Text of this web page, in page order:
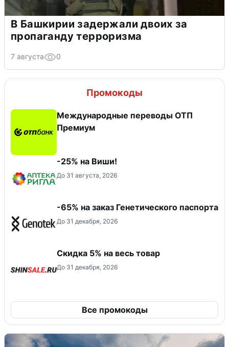
В Башкирии задержали двоих за
пропаганду терроризма
7 августа 0
Промокоды
Международные переводы ОТП
Премиум
-25% на Виши!
До 31 августа, 2026
-65% на заказ Генетического паспорта
До 31 декабря, 2026
Скидка 5% на весь товар
До 31 декабря, 2026
Все промокоды